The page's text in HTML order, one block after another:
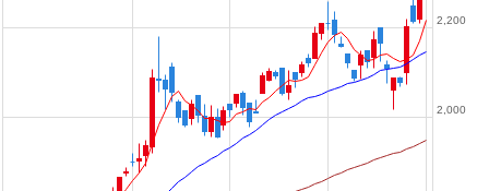
2,000
2,200